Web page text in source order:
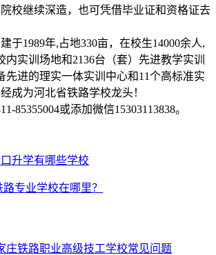
校继续深造，也可凭借毕业证和资格证去
于1989年,占地330亩，在校生14000余人,
内实训场地和2136台（套）先进教学实训
先进的理实一体实训中心和11个高标准实
成为河北省铁路学校龙头！
85355004或添加微信15303113838。
升学有哪些学校
专业学校在哪里？
庄铁路职业高级技工学校常见问题